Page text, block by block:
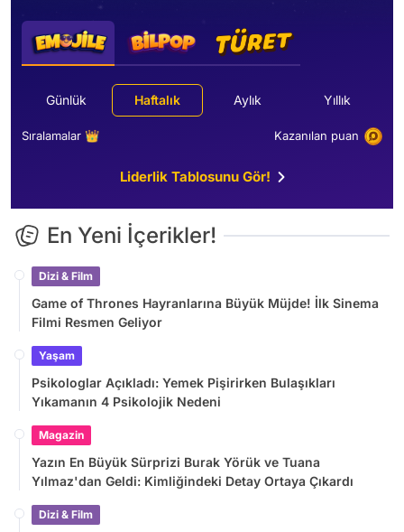
Günlük Haftalık Aylık Yıllık
Sıralamalar 👑 Kazanılan puan
Liderlik Tablosunu Gör!
En Yeni İçerikler!
Dizi & Film
Game of Thrones Hayranlarına Büyük Müjde! İlk Sinema
Filmi Resmen Geliyor
Yaşam
Psikologlar Açıkladı: Yemek Pişirirken Bulaşıkları
Yıkamanın 4 Psikolojik Nedeni
Magazin
Yazın En Büyük Sürprizi Burak Yörük ve Tuana
Yılmaz'dan Geldi: Kimliğindeki Detay Ortaya Çıkardı
Dizi & Film